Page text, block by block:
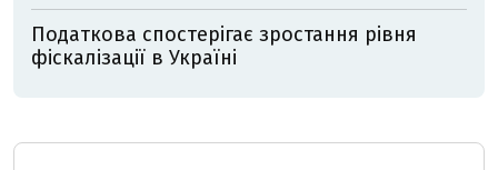
Податкова спостерігає зростання рівня
фіскалізації в Україні